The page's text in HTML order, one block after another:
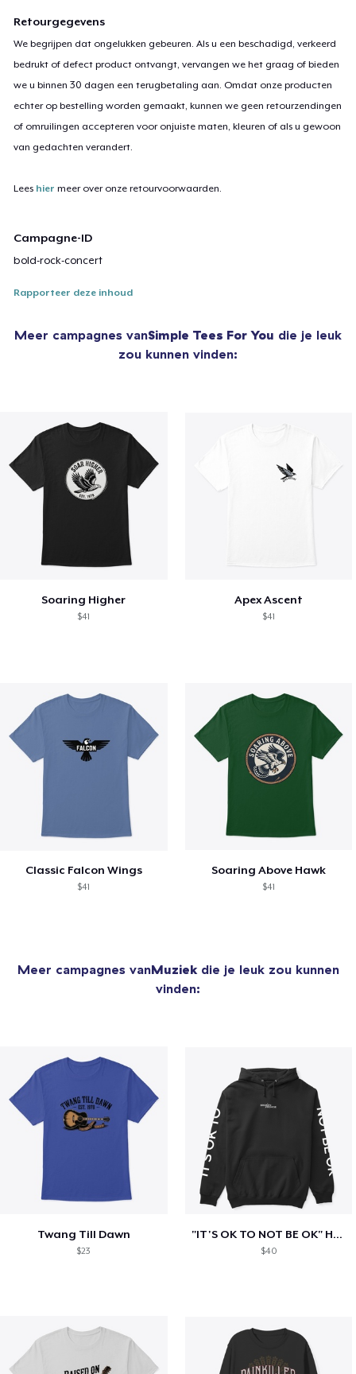
Retourgegevens
We begrijpen dat ongelukken gebeuren. Als u een beschadigd, verkeerd
bedrukt of defect product ontvangt, vervangen we het graag of bieden
we u binnen 30 dagen een terugbetaling aan. Omdat onze producten
echter op bestelling worden gemaakt, kunnen we geen retourzendingen
of omruilingen accepteren voor onjuiste maten, kleuren of als u gewoon
van gedachten verandert.
Lees hier meer over onze retourvoorwaarden.
Campagne-ID
bold-rock-concert
Rapporteer deze inhoud
Meer campagnes vanSimple Tees For You die je leuk
zou kunnen vinden:
Soaring Higher
$41
Apex Ascent
$41
Classic Falcon Wings
$41
Soaring Above Hawk
$41
Meer campagnes vanMuziekdie je leuk zou kunnen
vinden:
Twang Till Dawn
$23
"IT'S OK TO NOT BE OK" Hoodie (BP LOGO)
$40